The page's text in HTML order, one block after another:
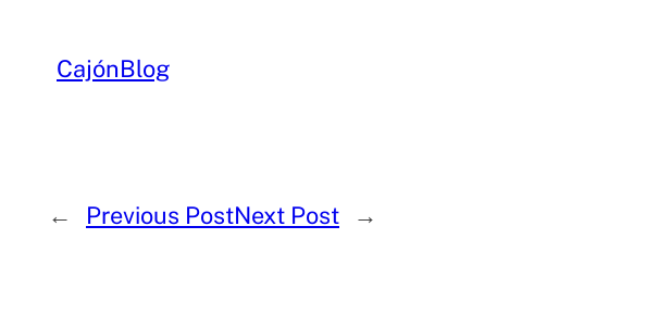
CajónBlog
← Previous PostNext Post →